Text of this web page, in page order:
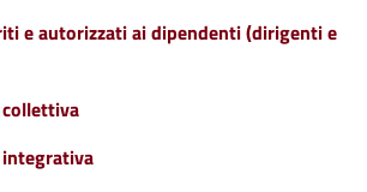
e autorizzati ai dipendenti (dirigenti e